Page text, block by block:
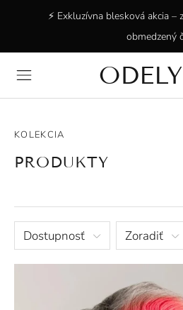
✨ +15 000 spokojných
⚡ Exkluzívna blesková akcia –
obmedzený
KOLEKCIA
PRODUKTY
Dostupnosť Zoradiť